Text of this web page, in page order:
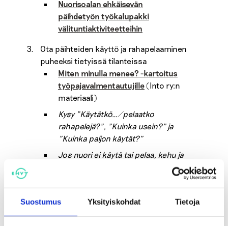
Suostumus Yksityiskohdat Tietoja
Nuorisoalan ehkäisevän
päihdetyön työkalupakki
välituntiaktiviteetteihin
Ota päihteiden käyttö ja rahapelaaminen
puheeksi tietyissä tilanteissa
Miten minulla menee? -kartoitus
työpajavalmentautujille(Into ry:n
materiaali)
Kysy ”Käytätkö…/pelaatko
rahapelejä?”, ”Kuinka usein?” ja
”Kuinka paljon käytät?”
Jos nuori ei käytä tai pelaa, kehu ja
käyttämättä: ”Hienoa!”
Jos nuori on kokeillut tai
kiinnostunut kokeiluista,